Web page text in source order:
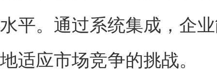
水平。通过系统集成，企
地适应市场竞争的挑战。